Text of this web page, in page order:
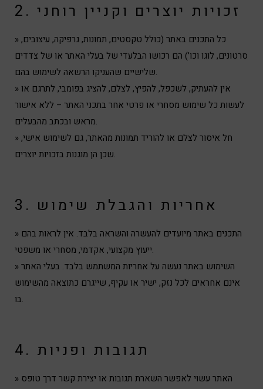
2. זכויות יוצרים וקניין רוחני
» כל התכנים באתר (כולל טקסטים, תמונות, גרפיקה, עיצובים,
סרטונים, לוגו וכו’) הם רכושו הבלעדי של בעלי האתר או של צדדים
שלישיים שהעניקו הרשאה לשימוש בהם.
» אין להעתיק, לשכפל, להפיץ, לצלם, להציג בפומבי, לתרגם או
לעשות כל שימוש מסחרי או פרטי אחר בתכני האתר – ללא אישור
מראש ובכתב מהבעלים.
» חל איסור לצלם או להוריד תמונות מהאתר, גם לשימוש אישי,
שכן הן מוגנות בזכויות יוצרים.
3. אחריות והגבלת שימוש
» התכנים באתר מיועדים להעשרה והשראה בלבד. אין לראות בהם
ייעוץ מקצועי, אקדמי, מסחרי או משפטי.
» השימוש באתר נעשה על אחריות המשתמש בלבד. בעלי האתר
אינם אחראים לכל נזק, ישיר או עקיף, שייגרם כתוצאה מהשימוש
בו.
4. תגובות ופניות
» האתר עשוי לאפשר השארת תגובות או יצירת קשר דרך טופס